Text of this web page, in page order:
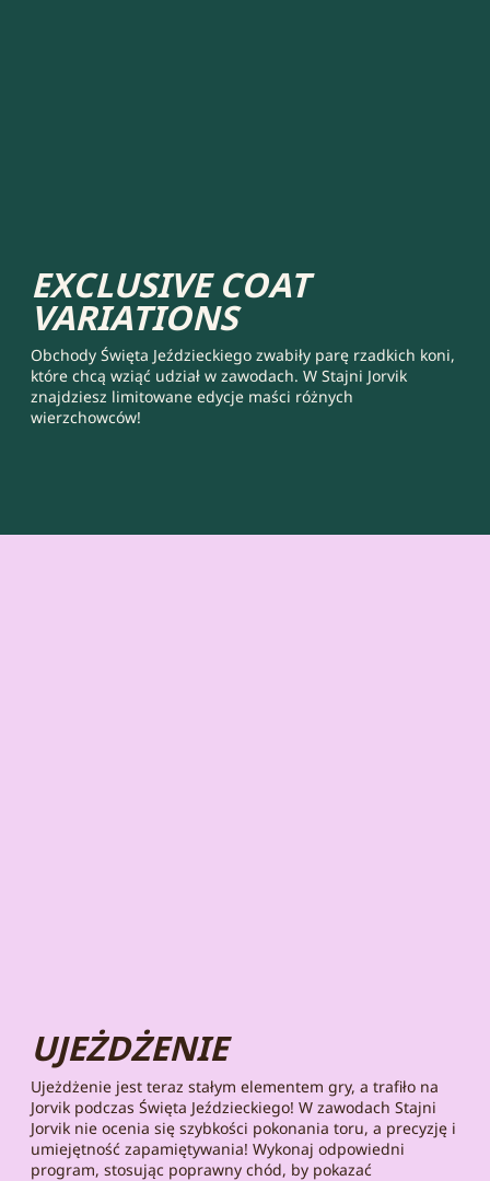
EXCLUSIVE COAT
VARIATIONS
Obchody Święta Jeździeckiego zwabiły parę rzadkich koni,
które chcą wziąć udział w zawodach. W Stajni Jorvik
znajdziesz limitowane edycje maści różnych
wierzchowców!
UJEŻDŻENIE
Ujeżdżenie jest teraz stałym elementem gry, a trafiło na
Jorvik podczas Święta Jeździeckiego! W zawodach Stajni
Jorvik nie ocenia się szybkości pokonania toru, a precyzję i
umiejętność zapamiętywania! Wykonaj odpowiedni
program, stosując poprawny chód, by pokazać